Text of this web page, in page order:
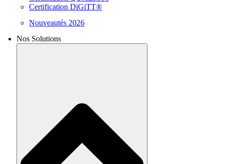
Certification DiGiTT®
Nouveautés 2026
Nos Solutions